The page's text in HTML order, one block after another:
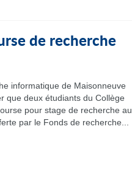
de recherche
informatique de Maisonneuve
que deux étudiants du Collège
pour stage de recherche au
par le Fonds de recherche...